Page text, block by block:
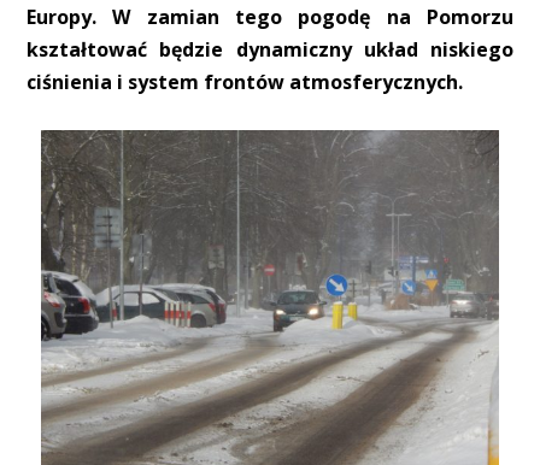
Europy. W zamian tego pogodę na Pomorzu
kształtować będzie dynamiczny układ niskiego
ciśnienia i system frontów atmosferycznych.